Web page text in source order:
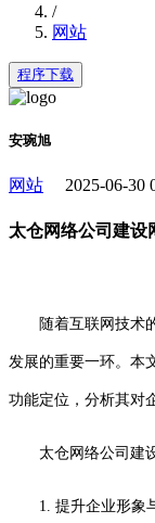
/
网站
程序下载
安琬旭
网站 2025-06-
太仓网络公司建设
随着互联网技术的
发展的重要一环。本
功能定位，分析其对
太仓网络公司建
1. 提升企业形象